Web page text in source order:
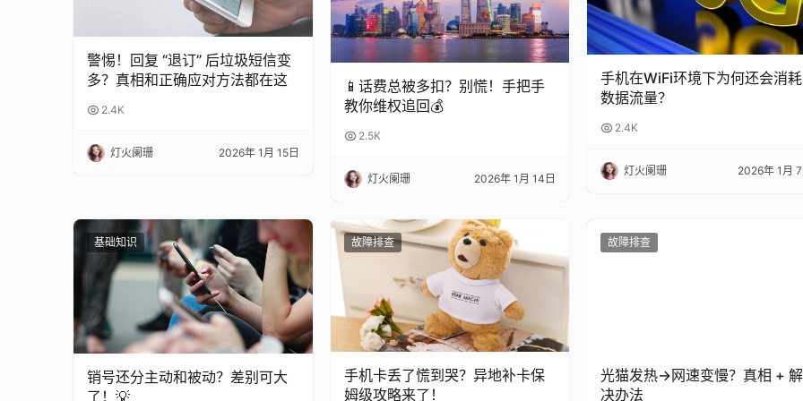
警惕！回复 “退订” 后垃圾短信变
多？真相和正确应对方法都在这
2.4K
灯火阑珊 2026年 1月 15日
📱话费总被多扣？别慌！手把手
教你维权追回💰
2.5K
灯火阑珊 2026年 1月 14日
手机在WiFi环境下为何还会消耗
数据流量？
2.4K
灯火阑珊 2026年 1月
基础知识
销号还分主动和被动？差别可大
了！💡
故障排查
手机卡丢了慌到哭？异地补卡保
姆级攻略来了！
故障排查
光猫发热→网速变慢？真相 + 解
决办法